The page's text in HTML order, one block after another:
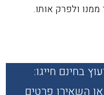
ממנו ולפרק אותו.
בחינם חייגו:
או השאירו פרטים